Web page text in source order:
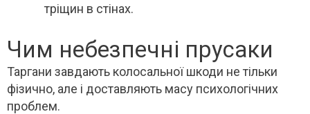
тріщин в стінах.
Чим небезпечні прусаки
Таргани завдають колосальної шкоди не тільки
фізично, але і доставляють масу психологічних
проблем.